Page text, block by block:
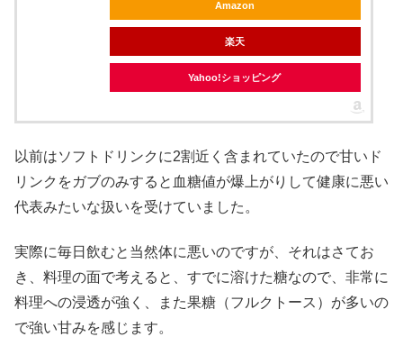
Amazon
楽天
Yahoo!ショッピング
以前はソフトドリンクに2割近く含まれていたので甘いド
リンクをガブのみすると血糖値が爆上がりして健康に悪い
代表みたいな扱いを受けていました。
実際に毎日飲むと当然体に悪いのですが、それはさてお
き、料理の面で考えると、すでに溶けた糖なので、非常に
料理への浸透が強く、また果糖（フルクトース）が多いの
で強い甘みを感じます。